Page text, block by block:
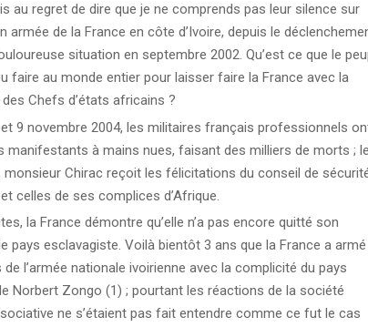
au regret de dire que je ne comprends pas leur silence sur
armée de la France en côte d’Ivoire, depuis le
situation en septembre 2002. Qu’est ce que le
faire au monde entier pour laisser faire la France avec la
Chefs d’états africains ?
et 9 novembre 2004, les militaires français professionnels
manifestants à mains nues, faisant des milliers de morts ; le
monsieur Chirac reçoit les félicitations du conseil de
et celles de ses complices d’Afrique.
la France démontre qu’elle n’a pas encore quitté son
pays esclavagiste. Voilà bientôt 3 ans que la France a
l’armée nationale ivoirienne avec la complicité du pays
Norbert Zongo (1) ; pourtant les réactions de la société
ne s’étaient pas fait entendre comme ce fut le cas